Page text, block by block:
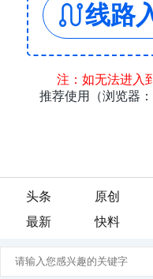
头条 原创
最新
快料